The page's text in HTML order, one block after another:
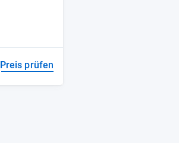
Preis prüfen